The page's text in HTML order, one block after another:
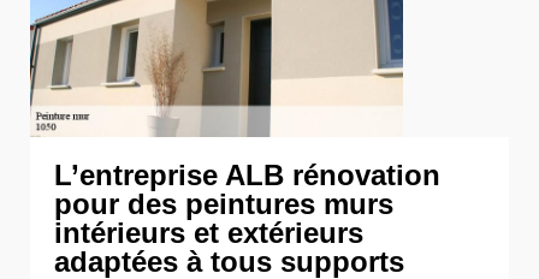
L’entreprise ALB rénovation
pour des peintures murs
intérieurs et extérieurs
adaptées à tous supports